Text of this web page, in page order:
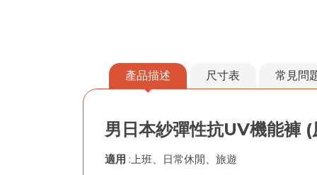
產品描述 尺寸表 常見問
男日本紗彈性抗UV機能褲
適用 :上班、日常休閒、旅遊